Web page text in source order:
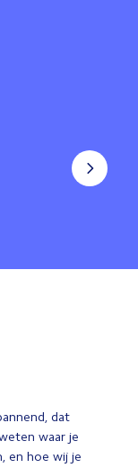
dat
waar je
en hoe wij je